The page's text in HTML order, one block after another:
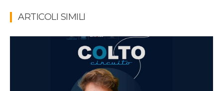
ARTICOLI SIMILI